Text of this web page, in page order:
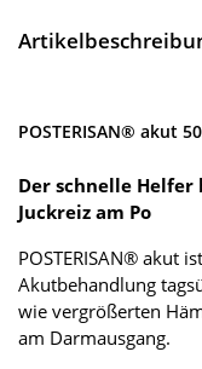
POSTERISAN® akut
Der schnelle Helfer
Juckreiz am Po
POSTERISAN® akut
Akutbehandlung
wie vergrößerten
am Darmausgang.